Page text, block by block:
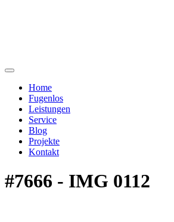
Home
Fugenlos
Leistungen
Service
Blog
Projekte
Kontakt
#7666 - IMG 0112